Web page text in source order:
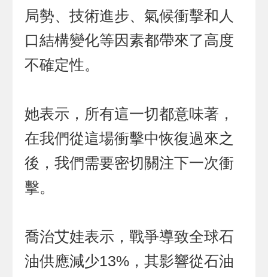
局勢、技術進步、氣候衝擊和人
口結構變化等因素都帶來了高度
不確定性。
她表示，所有這一切都意味著，
在我們從這場衝擊中恢復過來之
後，我們需要密切關注下一次衝
擊。
喬治艾娃表示，戰爭導致全球石
油供應減少13%，其影響從石油